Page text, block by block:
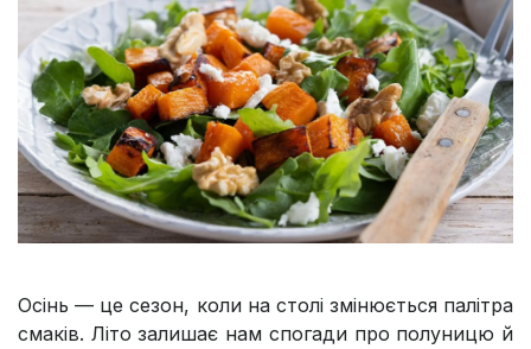
Осінь — це сезон, коли на столі змінюється палітра
смаків. Літо залишає нам спогади про полуницю й